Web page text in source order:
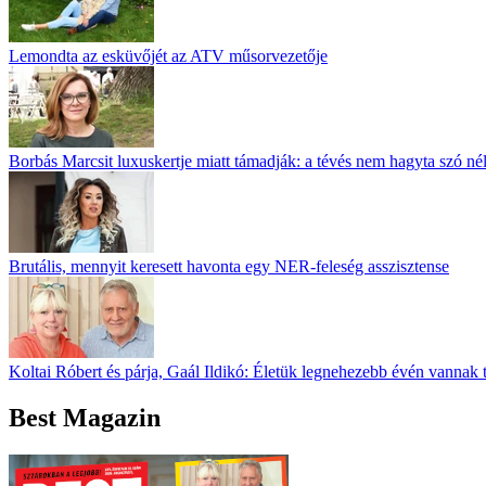
Lemondta az esküvőjét az ATV műsorvezetője
Borbás Marcsit luxuskertje miatt támadják: a tévés nem hagyta szó
Brutális, mennyit keresett havonta egy NER-feleség asszisztense
Koltai Róbert és párja, Gaál Ildikó: Életük legnehezebb évén vannak
Best Magazin